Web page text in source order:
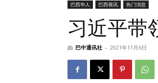
巴西华人 巴西视讯 热门消息
习近平带
由 巴中通讯社 - 2021年11月6日